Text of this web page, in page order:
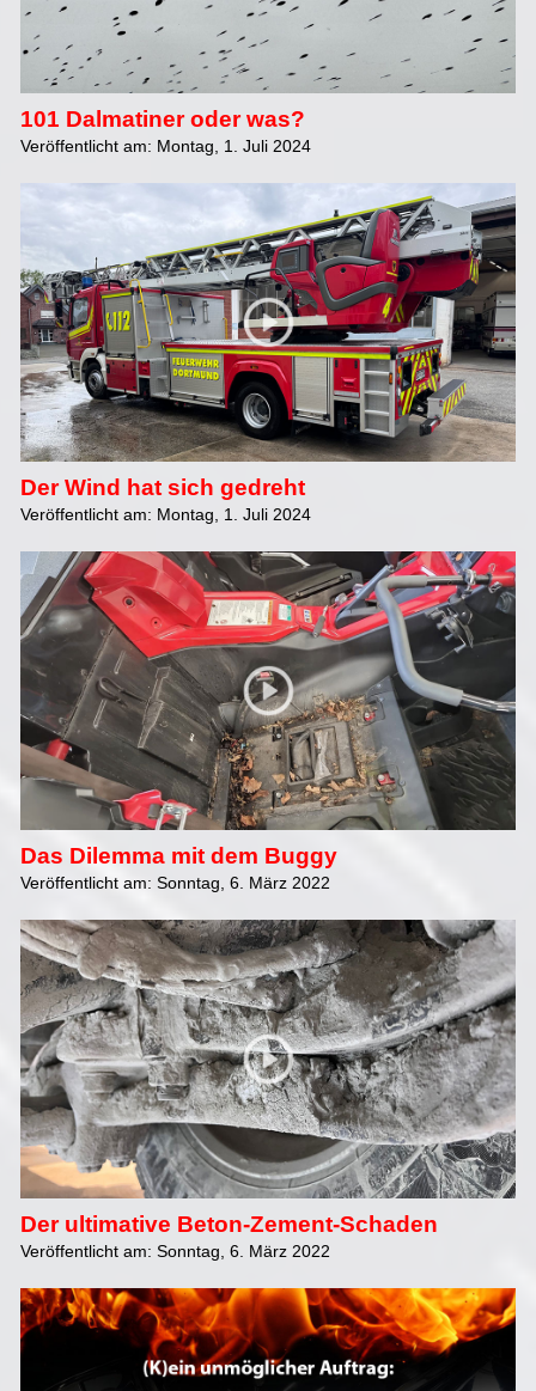
101 Dalmatiner oder was?
Veröffentlicht am: Montag, 1. Juli 2024
Der Wind hat sich gedreht
Veröffentlicht am: Montag, 1. Juli 2024
Das Dilemma mit dem Buggy
Veröffentlicht am: Sonntag, 6. März 2022
Der ultimative Beton-Zement-Schaden
Veröffentlicht am: Sonntag, 6. März 2022